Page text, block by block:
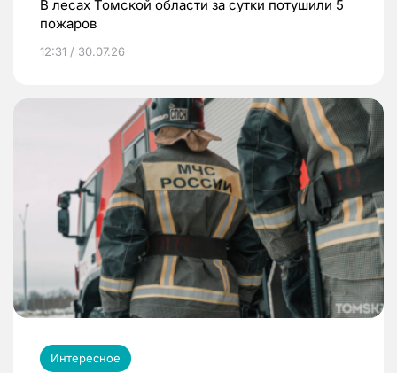
В лесах Томской области за сутки потушили 5
пожаров
12:31 / 30.07.26
Интересное